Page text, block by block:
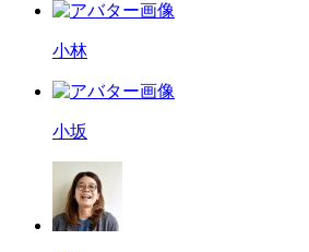
小林
小坂